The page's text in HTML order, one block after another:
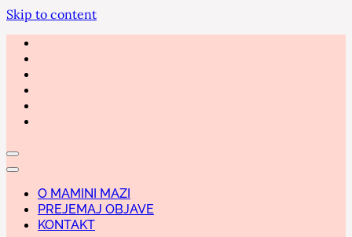
Skip to content
O MAMINI MAZI
PREJEMAJ OBJAVE
KONTAKT